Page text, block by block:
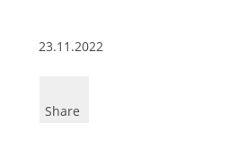
23.11.2022
Share